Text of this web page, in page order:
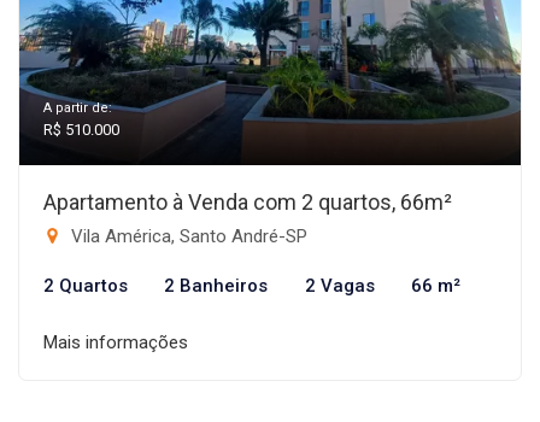
A partir de:
R$ 510.000
Apartamento à Venda com 2 quartos, 66m²
Vila América, Santo André-SP
2 Quartos 2 Banheiros 2 Vagas 66 m²
Mais informações